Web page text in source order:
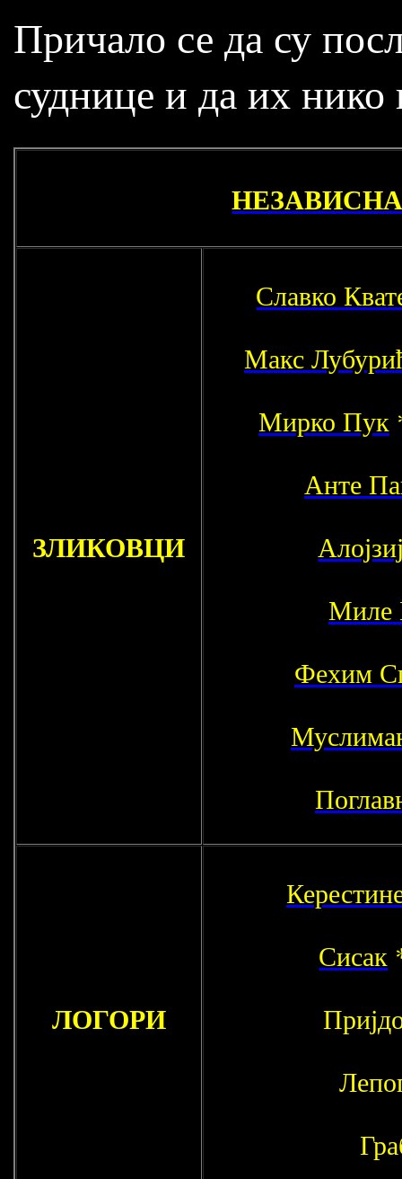
Причало се да су
суднице и да их нико
НЕЗАВИСНА
ЗЛИКОВЦИ
Славко
Макс
Мирко Пук
Анте
Миле
Фехим
ЛОГОРИ
Сисак